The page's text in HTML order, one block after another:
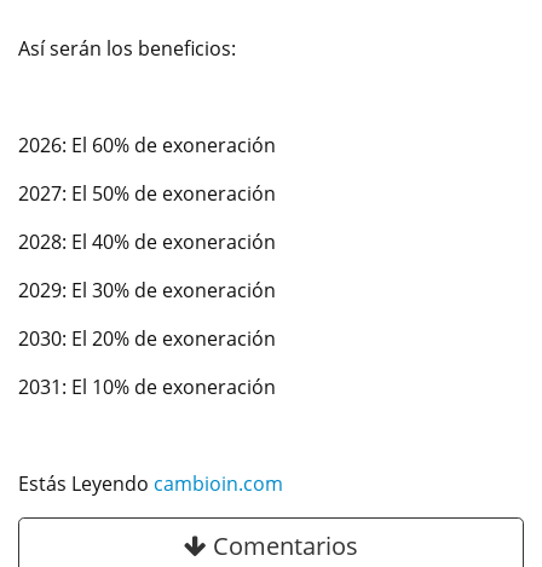
Así serán los beneficios:
2026: El 60% de exoneración
2027: El 50% de exoneración
2028: El 40% de exoneración
2029: El 30% de exoneración
2030: El 20% de exoneración
2031: El 10% de exoneración
Estás Leyendo cambioin.com
Comentarios